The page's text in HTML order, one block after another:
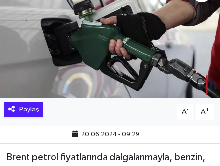
Paylaş A- A+
20.06.2024 - 09:29
Brent petrol fiyatlarında dalgalanmayla, benzin,
KADIN
KÜLTÜR SANAT
MAGAZİN
MAKALE
REKLAM